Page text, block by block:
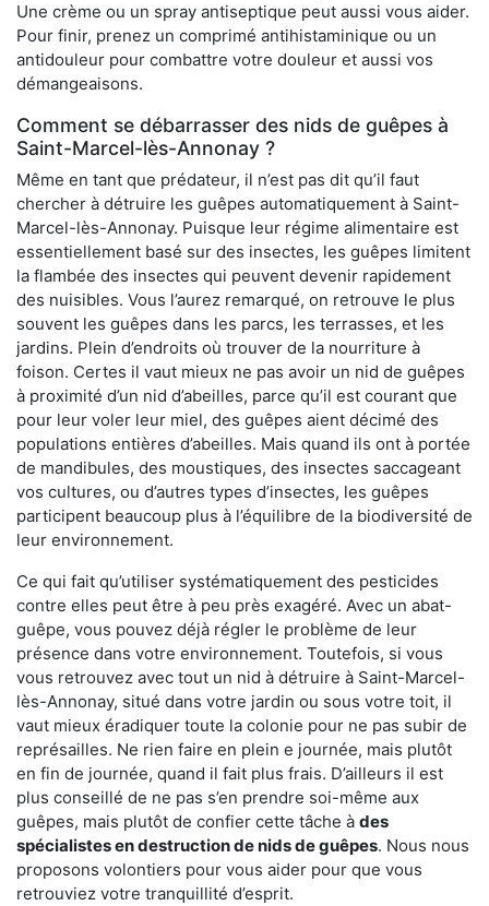
Une crème ou un spray antiseptique peut aussi vous aider.
Pour finir, prenez un comprimé antihistaminique ou un
antidouleur pour combattre votre douleur et aussi vos
démangeaisons.
Comment se débarrasser des nids de guêpes à
Saint-Marcel-lès-Annonay ?
Même en tant que prédateur, il n’est pas dit qu’il faut
chercher à détruire les guêpes automatiquement à Saint-
Marcel-lès-Annonay. Puisque leur régime alimentaire est
essentiellement basé sur des insectes, les guêpes limitent
la flambée des insectes qui peuvent devenir rapidement
des nuisibles. Vous l’aurez remarqué, on retrouve le plus
souvent les guêpes dans les parcs, les terrasses, et les
jardins. Plein d’endroits où trouver de la nourriture à
foison. Certes il vaut mieux ne pas avoir un nid de guêpes
à proximité d’un nid d’abeilles, parce qu’il est courant que
pour leur voler leur miel, des guêpes aient décimé des
populations entières d’abeilles. Mais quand ils ont à portée
de mandibules, des moustiques, des insectes saccageant
vos cultures, ou d’autres types d’insectes, les guêpes
participent beaucoup plus à l’équilibre de la biodiversité de
leur environnement.
Ce qui fait qu’utiliser systématiquement des pesticides
contre elles peut être à peu près exagéré. Avec un abat-
guêpe, vous pouvez déjà régler le problème de leur
présence dans votre environnement. Toutefois, si vous
vous retrouvez avec tout un nid à détruire à Saint-Marcel-
lès-Annonay, situé dans votre jardin ou sous votre toit, il
vaut mieux éradiquer toute la colonie pour ne pas subir de
représailles. Ne rien faire en plein e journée, mais plutôt
en fin de journée, quand il fait plus frais. D’ailleurs il est
plus conseillé de ne pas s’en prendre soi-même aux
guêpes, mais plutôt de confier cette tâche à des
spécialistes en destruction de nids de guêpes. Nous nous
proposons volontiers pour vous aider pour que vous
retrouviez votre tranquillité d’esprit.